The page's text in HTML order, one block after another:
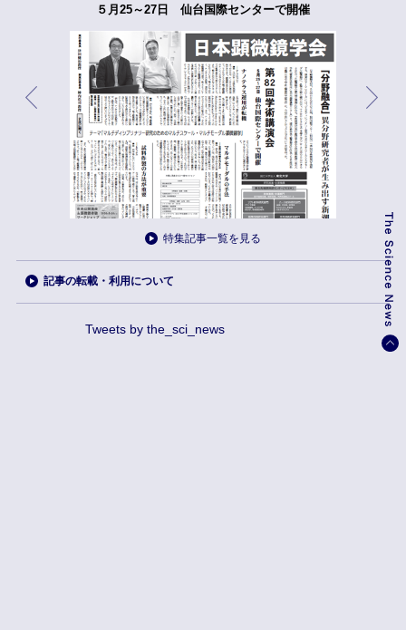
５月25～27日 仙台国際センターで開催
特集記事一覧を見る
記事の転載・利用について
Tweets by the_sci_news